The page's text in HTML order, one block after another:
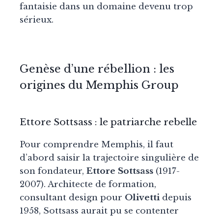
fantaisie dans un domaine devenu trop
sérieux.
Genèse d’une rébellion : les
origines du Memphis Group
Ettore Sottsass : le patriarche rebelle
Pour comprendre Memphis, il faut
d’abord saisir la trajectoire singulière de
son fondateur, Ettore Sottsass (1917-
2007). Architecte de formation,
consultant design pour Olivettidepuis
1958, Sottsass aurait pu se contenter